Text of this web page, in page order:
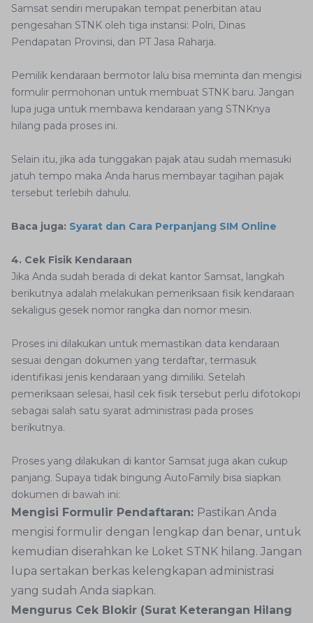
Samsat sendiri merupakan tempat penerbitan atau
pengesahan STNK oleh tiga instansi: Polri, Dinas
Pendapatan Provinsi, dan PT Jasa Raharja.
Pemilik kendaraan bermotor lalu bisa meminta dan mengisi
formulir permohonan untuk membuat STNK baru. Jangan
lupa juga untuk membawa kendaraan yang STNKnya
hilang pada proses ini.
Selain itu, jika ada tunggakan pajak atau sudah memasuki
jatuh tempo maka Anda harus membayar tagihan pajak
tersebut terlebih dahulu.
Baca juga: Syarat dan Cara Perpanjang SIM Online
4. Cek Fisik Kendaraan
Jika Anda sudah berada di dekat kantor Samsat, langkah
berikutnya adalah melakukan pemeriksaan fisik kendaraan
sekaligus gesek nomor rangka dan nomor mesin.
Proses ini dilakukan untuk memastikan data kendaraan
sesuai dengan dokumen yang terdaftar, termasuk
identifikasi jenis kendaraan yang dimiliki. Setelah
pemeriksaan selesai, hasil cek fisik tersebut perlu difotokopi
sebagai salah satu syarat administrasi pada proses
berikutnya.
Proses yang dilakukan di kantor Samsat juga akan cukup
panjang. Supaya tidak bingung AutoFamily bisa siapkan
dokumen di bawah ini:
Mengisi Formulir Pendaftaran: Pastikan Anda
mengisi formulir dengan lengkap dan benar, untuk
kemudian diserahkan ke Loket STNK hilang. Jangan
lupa sertakan berkas kelengkapan administrasi
yang sudah Anda siapkan.
Mengurus Cek Blokir (Surat Keterangan Hilang